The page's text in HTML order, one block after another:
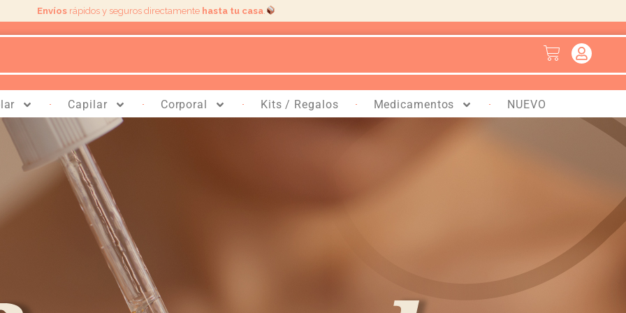
Envíos rápidos y seguros directamente hasta tu casa.
Cart
Capilar Corporal Kits / Regalos Medicamentos NUEVO